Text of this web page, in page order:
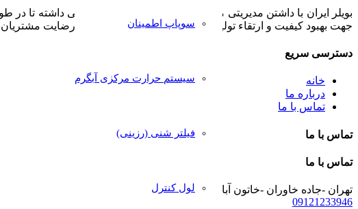
سوپاپ اطمینان
سیستم حرارت مرکزی آبگرم
فیلتر شنی (رزینی)
لول کنترل
بویلر ایران با داشتن مدیریتی مجرب و مشتری مدار همواره سعی داشته تا در
جهت بهبود کیفیت و ارتقاء تولیدات خود پذیرا بوده و بکار گیرد تا رضایت
دسترسی سریع
خانه
درباره ما
تماس با ما
تماس با ما
تماس با ما
تهران -جاده خاوران -خاتون آباد- خیابان رجایی- پلاک۴۰
09121233946